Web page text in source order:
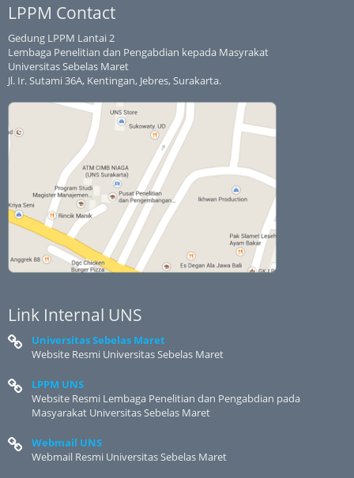
LPPM Contact
Gedung LPPM Lantai 2
Lembaga Penelitian dan Pengabdian kepada Masyrakat
Universitas Sebelas Maret
Jl. Ir. Sutami 36A, Kentingan, Jebres, Surakarta.
Link Internal UNS
Universitas Sebelas Maret
Website Resmi Universitas Sebelas Maret
LPPM UNS
Website Resmi Lembaga Penelitian dan Pengabdian pada
Masyarakat Universitas Sebelas Maret
Webmail UNS
Webmail Resmi Universitas Sebelas Maret